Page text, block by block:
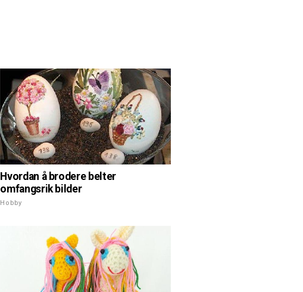
Hvordan å brodere belter
omfangsrik bilder
Hobby